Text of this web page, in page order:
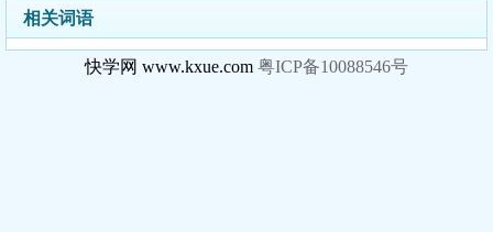
相关词语
快学网 www.kxue.com 粤ICP备10088546号